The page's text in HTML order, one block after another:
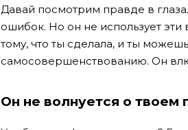
Давай посмотрим правде в
ошибок. Но он не использует эти
тому, что ты сделала, и ты
самосовершенствованию. Он
Он не волнуется о твоем